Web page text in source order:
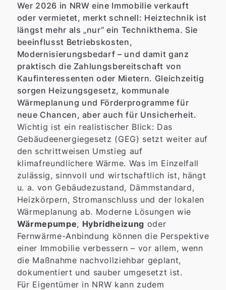
Wer 2026 in NRW eine Immobilie verkauft
oder vermietet, merkt schnell: Heiztechnik ist
längst mehr als „nur“ ein Technikthema. Sie
beeinflusst Betriebskosten,
Modernisierungsbedarf – und damit ganz
praktisch die Zahlungsbereitschaft von
Kaufinteressenten oder Mietern. Gleichzeitig
sorgen Heizungsgesetz, kommunale
Wärmeplanung und Förderprogramme für
neue Chancen, aber auch für Unsicherheit.
Wichtig ist ein realistischer Blick: Das
Gebäudeenergiegesetz (GEG) setzt weiter auf
den schrittweisen Umstieg auf
klimafreundlichere Wärme. Was im Einzelfall
zulässig, sinnvoll und wirtschaftlich ist, hängt
u. a. von Gebäudezustand, Dämmstandard,
Heizkörpern, Stromanschluss und der lokalen
Wärmeplanung ab. Moderne Lösungen wie
Wärmepumpe, Hybridheizung oder
Fernwärme-Anbindung können die Perspektive
einer Immobilie verbessern – vor allem, wenn
die Maßnahme nachvollziehbar geplant,
dokumentiert und sauber umgesetzt ist.
Für Eigentümer in NRW kann zudem